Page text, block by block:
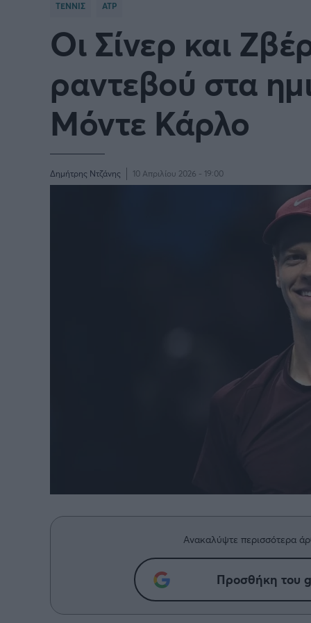
Πυγμαχία
ΤΕΝΝΙΣ ATP
Οι Σίνερ και
ραντεβού στα
Μόντε Κάρλο
Δημήτρης Ντζάνης 10 Απριλίου 2026 - 19:00
Ανακαλύψτε περισσότερα
Προσθήκη του